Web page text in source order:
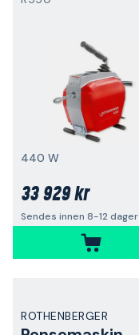
440 W
33 929 kr
Sendes innen 8-12 dager
ROTHENBERGER